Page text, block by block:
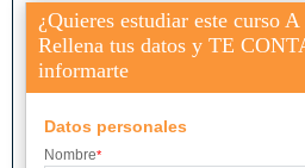
¿Quieres estudiar este curso
Rellena tus datos y TE
informarte
Datos personales
Nombre*